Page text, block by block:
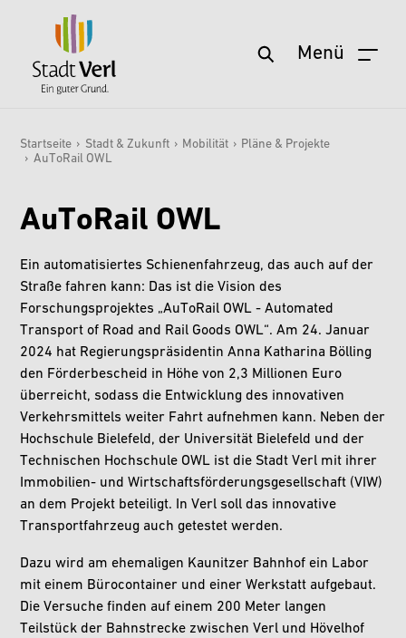
Zum Hauptinhalt springen Menü
Startseite
Aktuelles
Wohnen & Leben
Stadt & Zukunft
Politik & Verwaltung
Wirtschaft & Arbeit
Sie sind hier:
Startseite › Stadt & Zukunft › Mobilität › Pläne & Projekte
› AuToRail OWL
AuToRail OWL
Ein automatisiertes Schienenfahrzeug, das auch auf der
Straße fahren kann: Das ist die Vision des
Forschungsprojektes „AuToRail OWL - Automated
Transport of Road and Rail Goods OWL“. Am 24. Januar
2024 hat Regierungspräsidentin Anna Katharina Bölling
den Förderbescheid in Höhe von 2,3 Millionen Euro
überreicht, sodass die Entwicklung des innovativen
Verkehrsmittels weiter Fahrt aufnehmen kann. Neben der
Hochschule Bielefeld, der Universität Bielefeld und der
Technischen Hochschule OWL ist die Stadt Verl mit ihrer
Immobilien- und Wirtschaftsförderungsgesellschaft (VIW)
an dem Projekt beteiligt. In Verl soll das innovative
Transportfahrzeug auch getestet werden.
Dazu wird am ehemaligen Kaunitzer Bahnhof ein Labor
mit einem Bürocontainer und einer Werkstatt aufgebaut.
Die Versuche finden auf einem 200 Meter langen
Teilstück der Bahnstrecke zwischen Verl und Hövelhof